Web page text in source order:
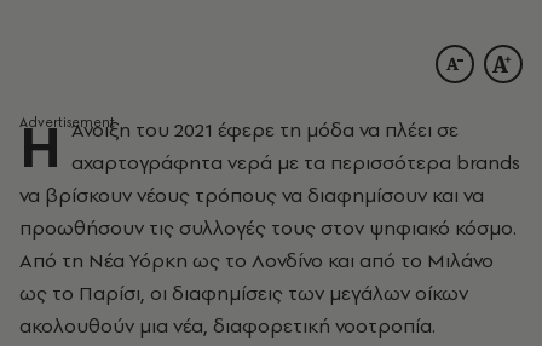
Η Άνοιξη του 2021 έφερε τη μόδα να πλέει σε
αχαρτογράφητα νερά με τα περισσότερα brands
να βρίσκουν νέους τρόπους να διαφημίσουν και να
προωθήσουν τις συλλογές τους στον ψηφιακό κόσμο.
Από τη Νέα Υόρκη ως το Λονδίνο και από το Μιλάνο
ως το Παρίσι, οι διαφημίσεις των μεγάλων οίκων
ακολουθούν μια νέα, διαφορετική νοοτροπία.